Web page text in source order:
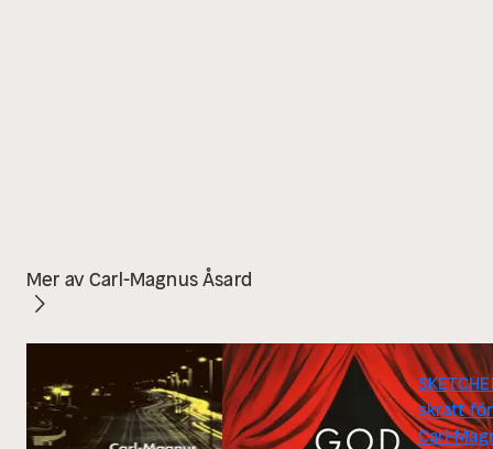
Mer av Carl-Magnus Åsard
skratt
Carl-